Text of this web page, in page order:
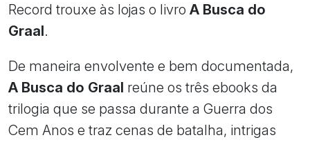
Record trouxe às lojas o livro A Busca do
Graal.
De maneira envolvente e bem documentada,
A Busca do Graal reúne os três ebooks da
trilogia que se passa durante a Guerra dos
Cem Anos e traz cenas de batalha, intrigas